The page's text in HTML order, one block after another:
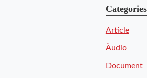
Categories
Article
Àudio
Document